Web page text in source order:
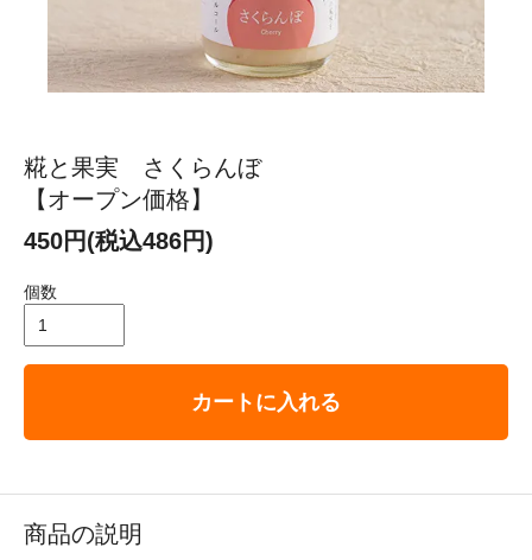
糀と果実 さくらんぼ
【オープン価格】
450円(税込486円)
個数
カートに入れる
商品の説明